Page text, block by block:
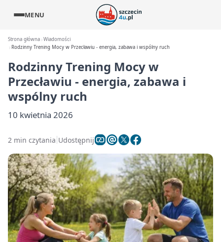
MENU
Strona główna Wiadomości
Rodzinny Trening Mocy w Przecławiu - energia, zabawa i wspólny ruch
Rodzinny Trening Mocy w
Przecławiu - energia, zabawa i
wspólny ruch
10 kwietnia 2026
2 min czytania Udostępnij